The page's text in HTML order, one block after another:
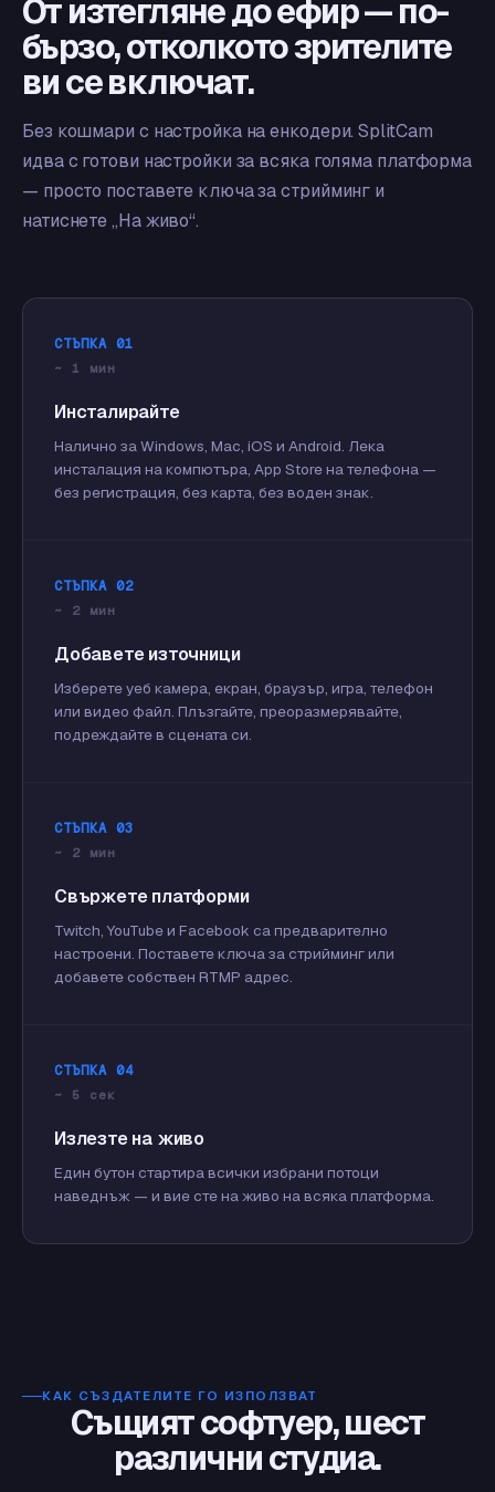
От изтегляне до ефир — по-
бързо, отколкото зрителите
ви се включат.
Без кошмари с настройка на енкодери. SplitCam
идва с готови настройки за всяка голяма платформа
— просто поставете ключа за стрийминг и
натиснете „На живо“.
СТЪПКА 01
~ 1 мин
Инсталирайте
Налично за Windows, Mac, iOS и Android. Лека
инсталация на компютъра, App Store на телефона —
без регистрация, без карта, без воден знак.
СТЪПКА 02
~ 2 мин
Добавете източници
Изберете уеб камера, екран, браузър, игра, телефон
или видео файл. Плъзгайте, преоразмерявайте,
подреждайте в сцената си.
СТЪПКА 03
~ 2 мин
Свържете платформи
Twitch, YouTube и Facebook са предварително
настроени. Поставете ключа за стрийминг или
добавете собствен RTMP адрес.
СТЪПКА 04
~ 5 сек
Излезте на живо
Един бутон стартира всички избрани потоци
наведнъж — и вие сте на живо на всяка платформа.
КАК СЪЗДАТЕЛИТЕ ГО ИЗПОЛЗВАТ
Същият софтуер, шест
различни студиа.